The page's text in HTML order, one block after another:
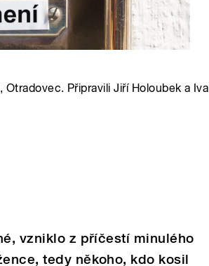
Připravili Jiří Holoubek a Iva
vzniklo z příčestí minulého
tedy někoho, kdo kosil